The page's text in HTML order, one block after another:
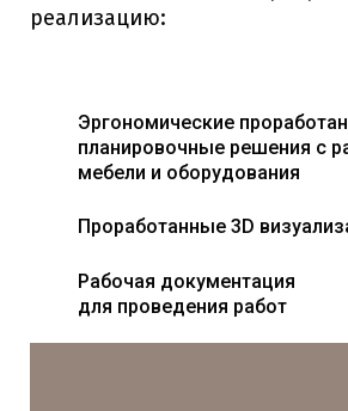
реализацию:
Эргономические
планировочные решения с
мебели и оборудования
Проработанные 3D
Рабочая документация
для проведения работ